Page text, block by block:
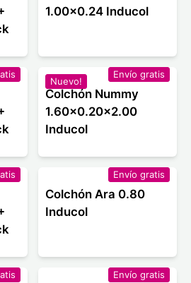
1.00x0.24 Inducol
Nuevo!
Envío gratis
Colchón Nummy
1.60x0.20x2.00
Inducol
Envío gratis
Colchón Ara 0.80
Inducol
Envío gratis